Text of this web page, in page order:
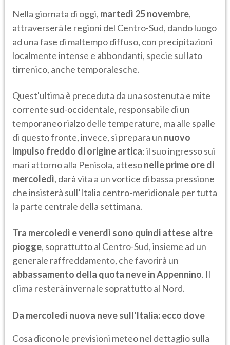
Nella giornata di oggi, martedì 25 novembre,
attraverserà le regioni del Centro-Sud, dando luogo
ad una fase di maltempo diffuso, con precipitazioni
localmente intense e abbondanti, specie sul lato
tirrenico, anche temporalesche.
Quest'ultima è preceduta da una sostenuta e mite
corrente sud-occidentale, responsabile di un
temporaneo rialzo delle temperature, ma alle spalle
di questo fronte, invece, si prepara un nuovo
impulso freddo di origine artica: il suo ingresso sui
mari attorno alla Penisola, attesonelle prime ore di
mercoledì, darà vita a un vortice di bassa pressione
che insisterà sull’Italia centro-meridionale per tutta
la parte centrale della settimana.
Tra mercoledì e venerdì sono quindi attese altre
piogge, soprattutto al Centro-Sud, insieme ad un
generale raffreddamento, che favorirà un
abbassamento della quota neve in Appennino. Il
clima resterà invernale soprattutto al Nord.
Da mercoledì nuova neve sull'Italia: ecco dove
Cosa dicono le previsioni meteo nel dettaglio sulla